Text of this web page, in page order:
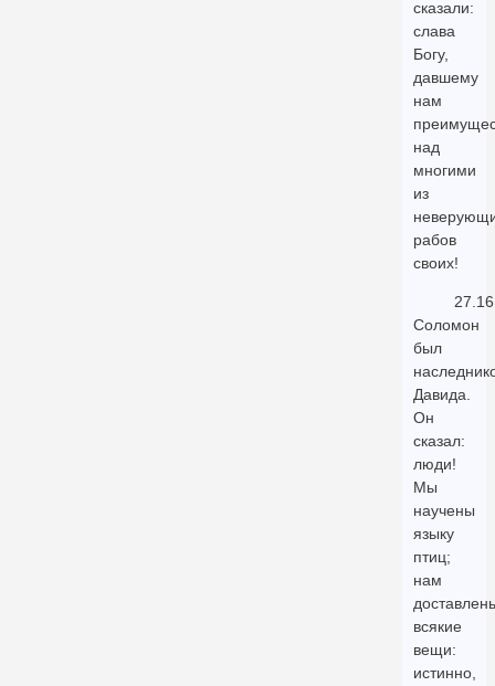
сказали:
слава
Богу,
давшему
нам
над
многими
из
рабов
своих!
27.16
Соломон
был
Давида.
Он
сказал:
люди!
Мы
научены
языку
птиц;
нам
всякие
вещи:
истинно,